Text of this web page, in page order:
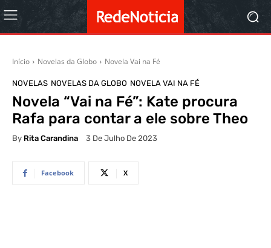
Início Novelas da Globo Novela Vai na Fé
NOVELAS NOVELAS DA GLOBO NOVELA VAI NA FÉ
Novela “Vai na Fé”: Kate procura
Rafa para contar a ele sobre Theo
By Rita Carandina 3 De Julho De 2023
Facebook X